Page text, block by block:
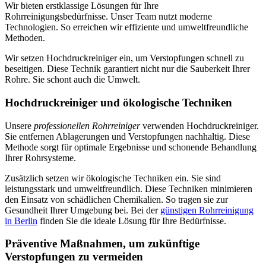
Wir bieten erstklassige Lösungen für Ihre
Rohrreinigungsbedürfnisse. Unser Team nutzt moderne
Technologien. So erreichen wir effiziente und umweltfreundliche
Methoden.
Wir setzen Hochdruckreiniger ein, um Verstopfungen schnell zu
beseitigen. Diese Technik garantiert nicht nur die Sauberkeit Ihrer
Rohre. Sie schont auch die Umwelt.
Hochdruckreiniger und ökologische Techniken
Unsere professionellen Rohrreinigerverwenden Hochdruckreiniger.
Sie entfernen Ablagerungen und Verstopfungen nachhaltig. Diese
Methode sorgt für optimale Ergebnisse und schonende Behandlung
Ihrer Rohrsysteme.
Zusätzlich setzen wir ökologische Techniken ein. Sie sind
leistungsstark und umweltfreundlich. Diese Techniken minimieren
den Einsatz von schädlichen Chemikalien. So tragen sie zur
Gesundheit Ihrer Umgebung bei. Bei der günstigen Rohrreinigung
in Berlin finden Sie die ideale Lösung für Ihre Bedürfnisse.
Präventive Maßnahmen, um zukünftige
Verstopfungen zu vermeiden